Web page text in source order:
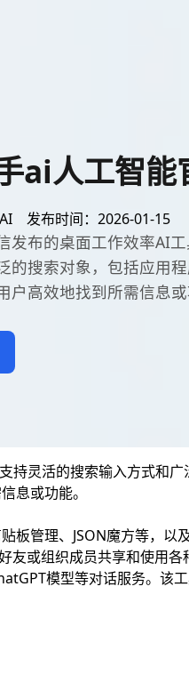
ai人工智能
发布时间：2026-01-15
发布的桌面工作效率AI
的搜索对象，包括应用
户高效地找到所需信息或
灵活的搜索输入方式和广
息或功能。
板管理、JSON魔方等，以
友或组织成员共享和使用
模型等对话服务。该